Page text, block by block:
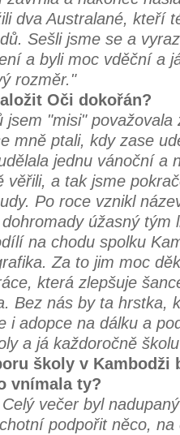
dva Australané, kteří
Sešli jsme se a
a byli moc vděční a
rozměr."
Oči dokořán?
jsem "misi" považovala
mně ptali, kdy zase
jednu vánoční a
věřili, a tak jsme
Po roce vznikl
úžasný tým
na chodu spolku
Za to jim moc
která zlepšuje
Bez nás by ta hrstka,
i adopce na dálku a
a já každoročně
školy v Kambodži
vnímala ty?
večer byl
podpořit něco, na